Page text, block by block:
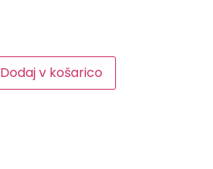
Dodaj v košarico